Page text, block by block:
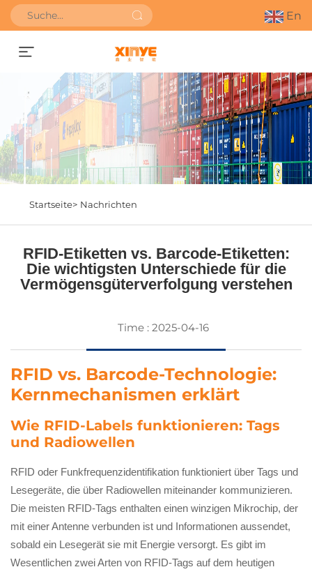
En
Angebot anfordern
Startseite> Nachrichten
RFID-Etiketten vs. Barcode-Etiketten:
Die wichtigsten Unterschiede für die
Vermögensgüterverfolgung verstehen
Time : 2025-04-16
RFID vs. Barcode-Technologie:
Kernmechanismen erklärt
Wie RFID-Labels funktionieren: Tags
und Radiowellen
RFID oder Funkfrequenzidentifikation funktioniert über Tags und
Lesegeräte, die über Radiowellen miteinander kommunizieren.
Die meisten RFID-Tags enthalten einen winzigen Mikrochip, der
mit einer Antenne verbunden ist und Informationen aussendet,
sobald ein Lesegerät sie mit Energie versorgt. Es gibt im
Wesentlichen zwei Arten von RFID-Tags auf dem heutigen